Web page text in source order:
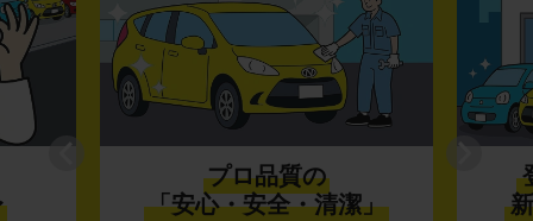
プロ品質の
「安心・安全・清潔」